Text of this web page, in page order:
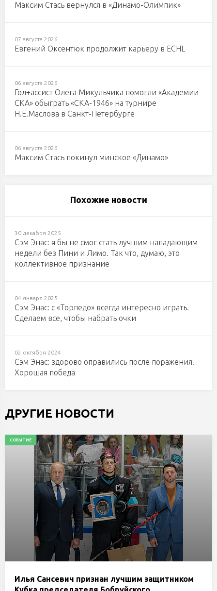
Максим Стась вернулся в «Динамо-Олимпик»
07 августа 2026
Евгений Оксентюк продолжит карьеру в ECHL
06 августа 2026
Гол+ассист Олега Микульчика помогли «Академии
СКА» обыграть «СКА-1946» на турнире
Н.Е.Маслова в Санкт-Петербурге
06 августа 2026
Максим Стась покинул минское «Динамо»
Похожие новости
30 декабря 2025
Сэм Энас: я бы не смог стать лучшим нападающим
недели без Пини и Лимо. Так что, думаю, это
коллективное признание
04 января 2025
Сэм Энас: с «Торпедо» всегда интересно играть.
Сделаем все, чтобы набрать очки
02 октября 2024
Сэм Энас: здорово оправились после поражения.
Хорошая победа
ДРУГИЕ НОВОСТИ
СОБЫТИЕ
Илья Сансевич признан лучшим защитником